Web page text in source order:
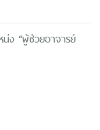
น่ง “ผู้ช่วยอาจารย์